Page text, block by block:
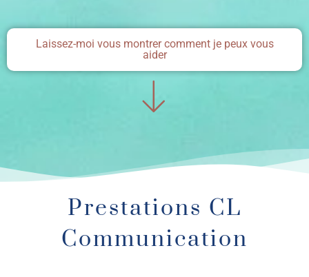
Laissez-moi vous montrer comment je peux vous
aider
Prestations CL
Communication